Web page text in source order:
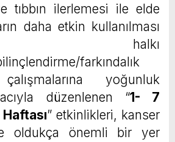
tıbbın ilerlemesi ile elde
daha etkin kullanılması
farkındalık
yoğunluk
düzenlenen “1- 7
” etkinlikleri, kanser
oldukça önemli bir yer